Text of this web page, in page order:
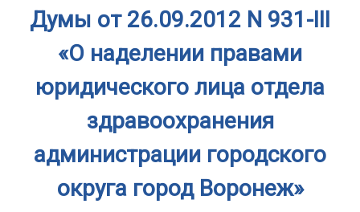
Думы от 26.09.2012 N 931-III
«О наделении правами
юридического лица отдела
здравоохранения
администрации городского
округа город Воронеж»